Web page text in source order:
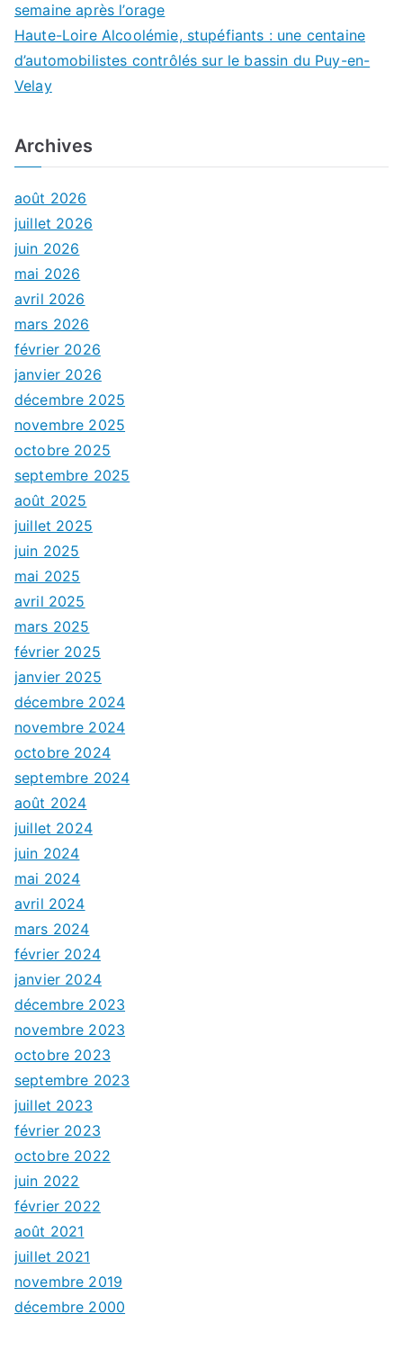
semaine après l’orage
Haute-Loire Alcoolémie, stupéfiants : une centaine
d’automobilistes contrôlés sur le bassin du Puy-en-
Velay
Archives
août 2026
juillet 2026
juin 2026
mai 2026
avril 2026
mars 2026
février 2026
janvier 2026
décembre 2025
novembre 2025
octobre 2025
septembre 2025
août 2025
juillet 2025
juin 2025
mai 2025
avril 2025
mars 2025
février 2025
janvier 2025
décembre 2024
novembre 2024
octobre 2024
septembre 2024
août 2024
juillet 2024
juin 2024
mai 2024
avril 2024
mars 2024
février 2024
janvier 2024
décembre 2023
novembre 2023
octobre 2023
septembre 2023
juillet 2023
février 2023
octobre 2022
juin 2022
février 2022
août 2021
juillet 2021
novembre 2019
décembre 2000